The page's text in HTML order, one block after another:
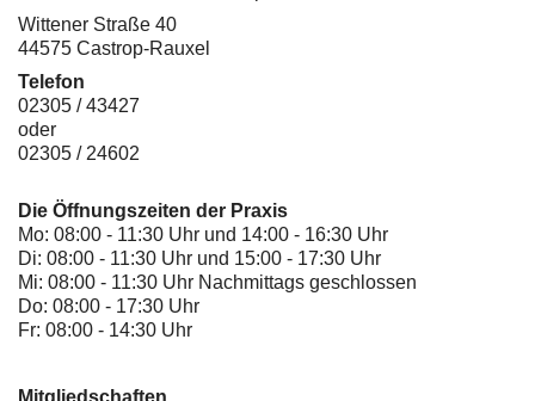
Wittener Straße 40
44575 Castrop-Rauxel
Telefon
02305 / 43427
oder
02305 / 24602
Die Öffnungszeiten der Praxis
Mo: 08:00 - 11:30 Uhr und 14:00 - 16:30 Uhr
Di: 08:00 - 11:30 Uhr und 15:00 - 17:30 Uhr
Mi: 08:00 - 11:30 Uhr Nachmittags geschlossen
Do: 08:00 - 17:30 Uhr
Fr: 08:00 - 14:30 Uhr
Mitgliedschaften